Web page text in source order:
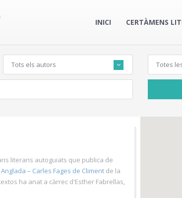
INICI CERTÀMENS
Tots els autors Totes
literaris autoguiats que publica de
– Carles Fages de Climent de la
ha anat a càrrec d'Esther Fabrellas,